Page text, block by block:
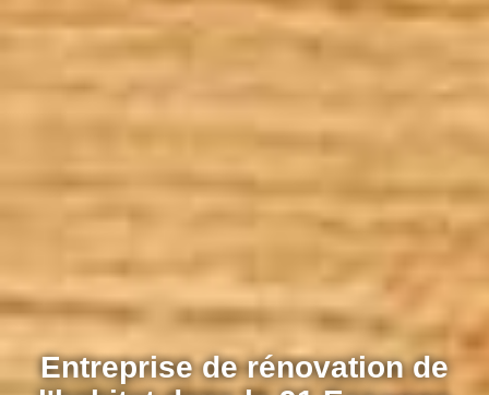
Entreprise de rénovation de